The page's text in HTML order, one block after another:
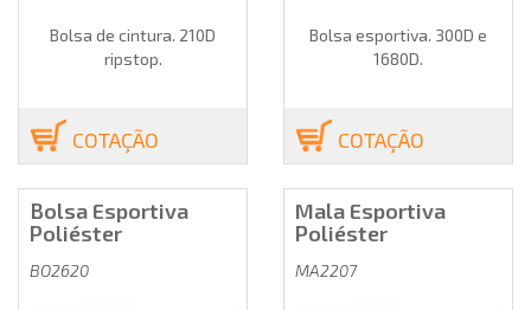
Bolsa de cintura. 210D
ripstop.
COTAÇÃO
Bolsa esportiva. 300D e
1680D.
COTAÇÃO
Bolsa Esportiva
Poliéster
BO2620
Mala Esportiva
Poliéster
MA2207